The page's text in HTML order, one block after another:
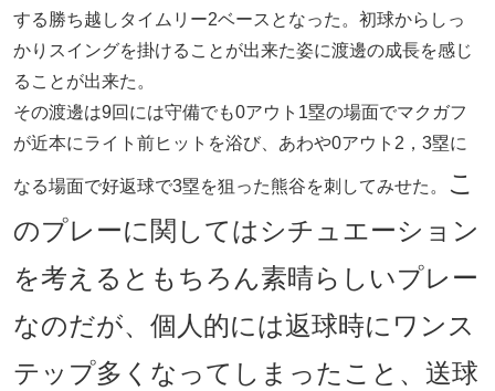
する勝ち越しタイムリー2ベースとなった。初球からしっ
かりスイングを掛けることが出来た姿に渡邊の成長を感じ
ることが出来た。
その渡邊は9回には守備でも0アウト1塁の場面でマクガフ
が近本にライト前ヒットを浴び、あわや0アウト2，3塁に
なる場面で好返球で3塁を狙った熊谷を刺してみせた。
こ
のプレーに関してはシチュエーション
を考えるともちろん素晴らしいプレー
なのだが、個人的には返球時にワンス
テップ多くなってしまったこと、送球